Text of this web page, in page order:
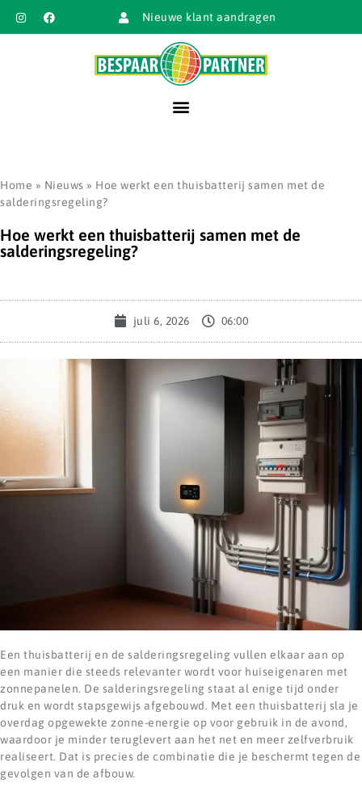
Nieuwe klant aandragen
Home » Nieuws » Hoe werkt een thuisbatterij samen met de
salderingsregeling?
Hoe werkt een thuisbatterij samen met de
salderingsregeling?
juli 6, 2026 06:00
Een thuisbatterij en de salderingsregeling vullen elkaar aan op
een manier die steeds relevanter wordt voor huiseigenaren met
zonnepanelen. De salderingsregeling staat al enige tijd onder
druk en wordt stapsgewijs afgebouwd. Met een thuisbatterij sla je
overdag opgewekte zonne-energie op voor gebruik in de avond,
waardoor je minder teruglevert aan het net en meer zelfverbruik
realiseert. Dat is precies de combinatie die je beschermt tegen de
gevolgen van de afbouw.